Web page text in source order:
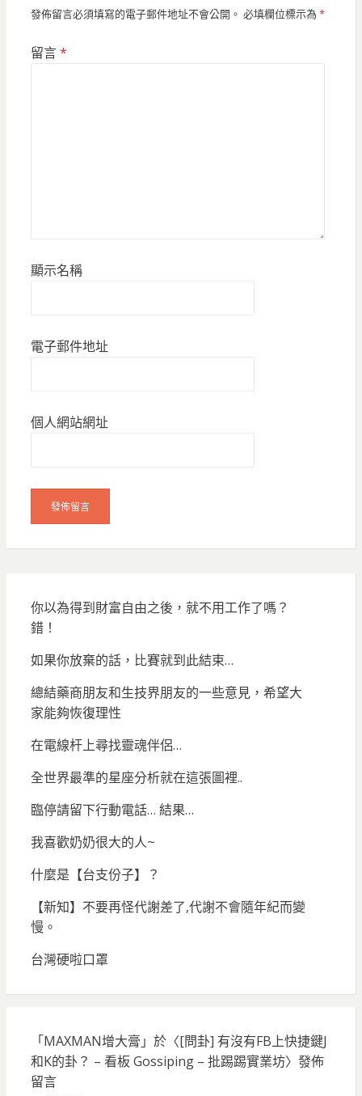
發佈留言必須填寫的電子郵件地址不會公開。 必填欄位標示為 *
留言*
顯示名稱
電子郵件地址
個人網站網址
你以為得到財富自由之後，就不用工作了嗎？
錯！
如果你放棄的話，比賽就到此結束…
總結藥商朋友和生技界朋友的一些意見，希望大
家能夠恢復理性
在電線杆上尋找靈魂伴侶…
全世界最準的星座分析就在這張圖裡..
臨停請留下行動電話… 結果…
我喜歡奶奶很大的人~
什麼是【台支份子】？
【新知】不要再怪代謝差了,代謝不會隨年紀而變
慢。
台灣硬啦口罩
「MAXMAN增大膏 」於〈[問卦] 有沒有FB上快捷鍵J
和K的卦？ – 看板 Gossiping – 批踢踢實業坊〉發佈
留言